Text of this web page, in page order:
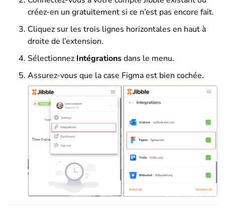
créez-en un gratuitement si ce n’est pas encore fait.
Cliquez sur les trois lignes horizontales en haut à
droite de l’extension.
Sélectionnez Intégrationsdans le menu.
Assurez-vous que la case Figma est bien cochée.